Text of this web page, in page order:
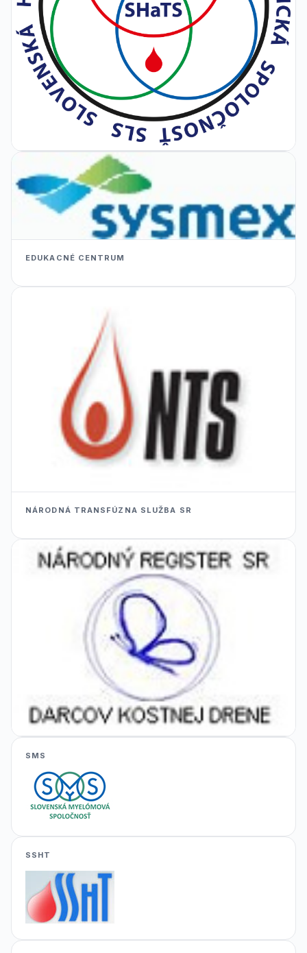
EDUKACNÉ CENTRUM
NÁRODNÁ TRANSFÚZNA SLUŽBA SR
SMS
SSHT